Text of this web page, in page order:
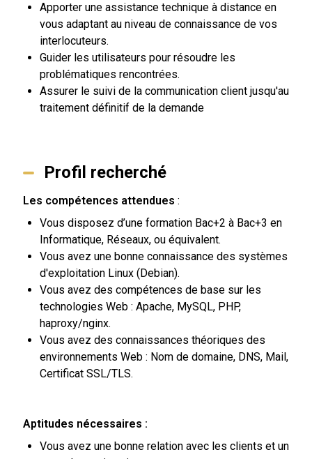
Apporter une assistance technique à distance en
vous adaptant au niveau de connaissance de vos
interlocuteurs.
Guider les utilisateurs pour résoudre les
problématiques rencontrées.
Assurer le suivi de la communication client jusqu'au
traitement définitif de la demande
Profil recherché
Les compétences attendues :
Vous disposez d’une formation Bac+2 à Bac+3 en
Informatique, Réseaux, ou équivalent.
Vous avez une bonne connaissance des systèmes
d'exploitation Linux (Debian).
Vous avez des compétences de base sur les
technologies Web : Apache, MySQL, PHP,
haproxy/nginx.
Vous avez des connaissances théoriques des
environnements Web : Nom de domaine, DNS, Mail,
Certificat SSL/TLS.
Aptitudes nécessaires :
Vous avez une bonne relation avec les clients et un